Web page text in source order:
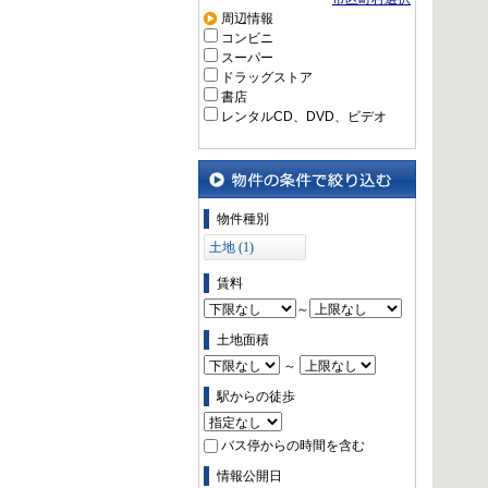
周辺情報
コンビニ
スーパー
ドラッグストア
書店
レンタルCD、DVD、ビデオ
物件の条件で絞り込む
物件種別
土地 (1)
賃料
～
土地面積
～
駅からの徒歩
バス停からの時間を含む
情報公開日